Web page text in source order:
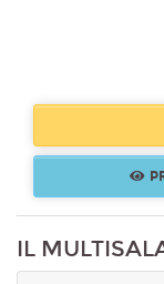
IL